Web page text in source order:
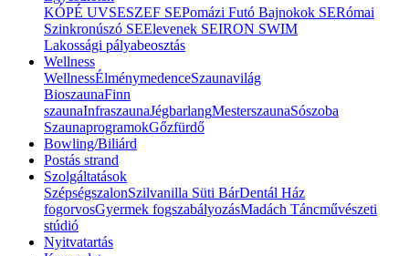
KÓPÉ UVSESZEF SEPomázi Futó Bajnokok SERómai
Szinkronúszó SEElevenek SEIRON SWIM
Lakossági pályabeosztás
Wellness
WellnessÉlménymedenceSzaunavilág
BioszaunaFinn
szaunaInfraszaunaJégbarlangMesterszaunaSószoba
SzaunaprogramokGőzfürdő
Bowling/Biliárd
Postás strand
Szolgáltatások
SzépségszalonSzilvanilla Süti BárDentál Ház
fogorvosGyermek fogszabályozásMadách Táncművészeti
stúdió
Nyitvatartás